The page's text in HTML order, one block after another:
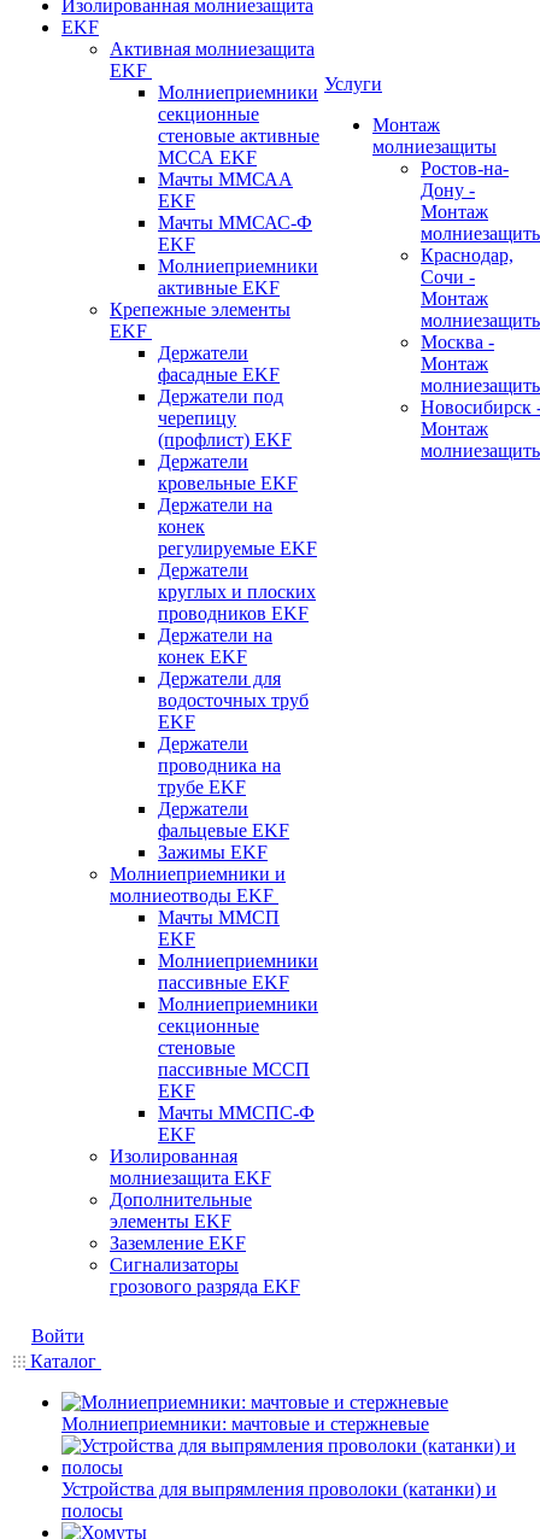
Изолированная молниезащита
EKF
Активная молниезащита
EKF
Молниеприемники
секционные
стеновые активные
МССА EKF
Мачты ММСАА
EKF
Мачты ММСАС-Ф
EKF
Молниеприемники
активные EKF
Крепежные элементы
EKF
Держатели
фасадные EKF
Держатели под
черепицу
(профлист) EKF
Держатели
кровельные EKF
Держатели на
конек
регулируемые EKF
Держатели
круглых и плоских
проводников EKF
Держатели на
конек EKF
Держатели для
водосточных труб
EKF
Держатели
проводника на
трубе EKF
Держатели
фальцевые EKF
Зажимы EKF
Молниеприемники и
молниеотводы EKF
Мачты ММСП
EKF
Молниеприемники
пассивные EKF
Молниеприемники
секционные
стеновые
пассивные МССП
EKF
Мачты ММСПС-Ф
EKF
Изолированная
молниезащита EKF
Дополнительные
элементы EKF
Заземление EKF
Сигнализаторы
грозового разряда EKF
Услуги
Монтаж
молниезащиты
Ростов-на-
Дону -
Монтаж
Краснодар,
Сочи -
Монтаж
Москва -
Монтаж
Новосибирск
Монтаж
Войти
Каталог
Молниеприемники: мачтовые и стержневые
Устройства для выпрямления проволоки (катанки) и
полосы